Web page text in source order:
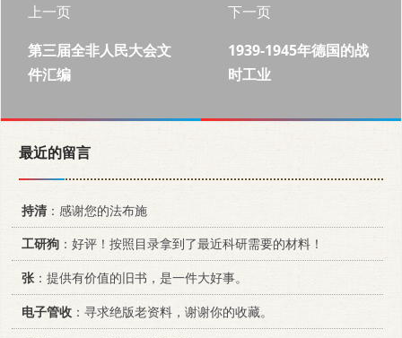
上一页
第三届全非人民大会文
件汇编
下一页
1939-1945年德国的战
时工业
最近的留言
持清：感谢您的法布施
工研狗 ：好评！按照目录拿到了最近科研需要的材料！
张：提供有价值的旧书，是一件大好事。
电子管收 ：寻求绝版老资料，谢谢你的收藏。